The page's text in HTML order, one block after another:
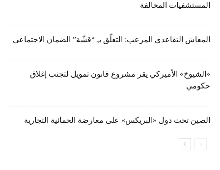
المستشفيات المخالفة
المعاش التقاعدي المرعب: التعلّق بـِ “قشّة” الضمان الاجتماعي
«الشيوخ» الأميركي يقر مشروع قانون تمويل لتجنب إغلاق
حكومي
الصين تحث دول «البريكس» على معارضة الحمائية التجارية